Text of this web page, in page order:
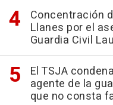
Concentración
Llanes por el
Guardia Civil
El TSJA
agente de la
que no consta